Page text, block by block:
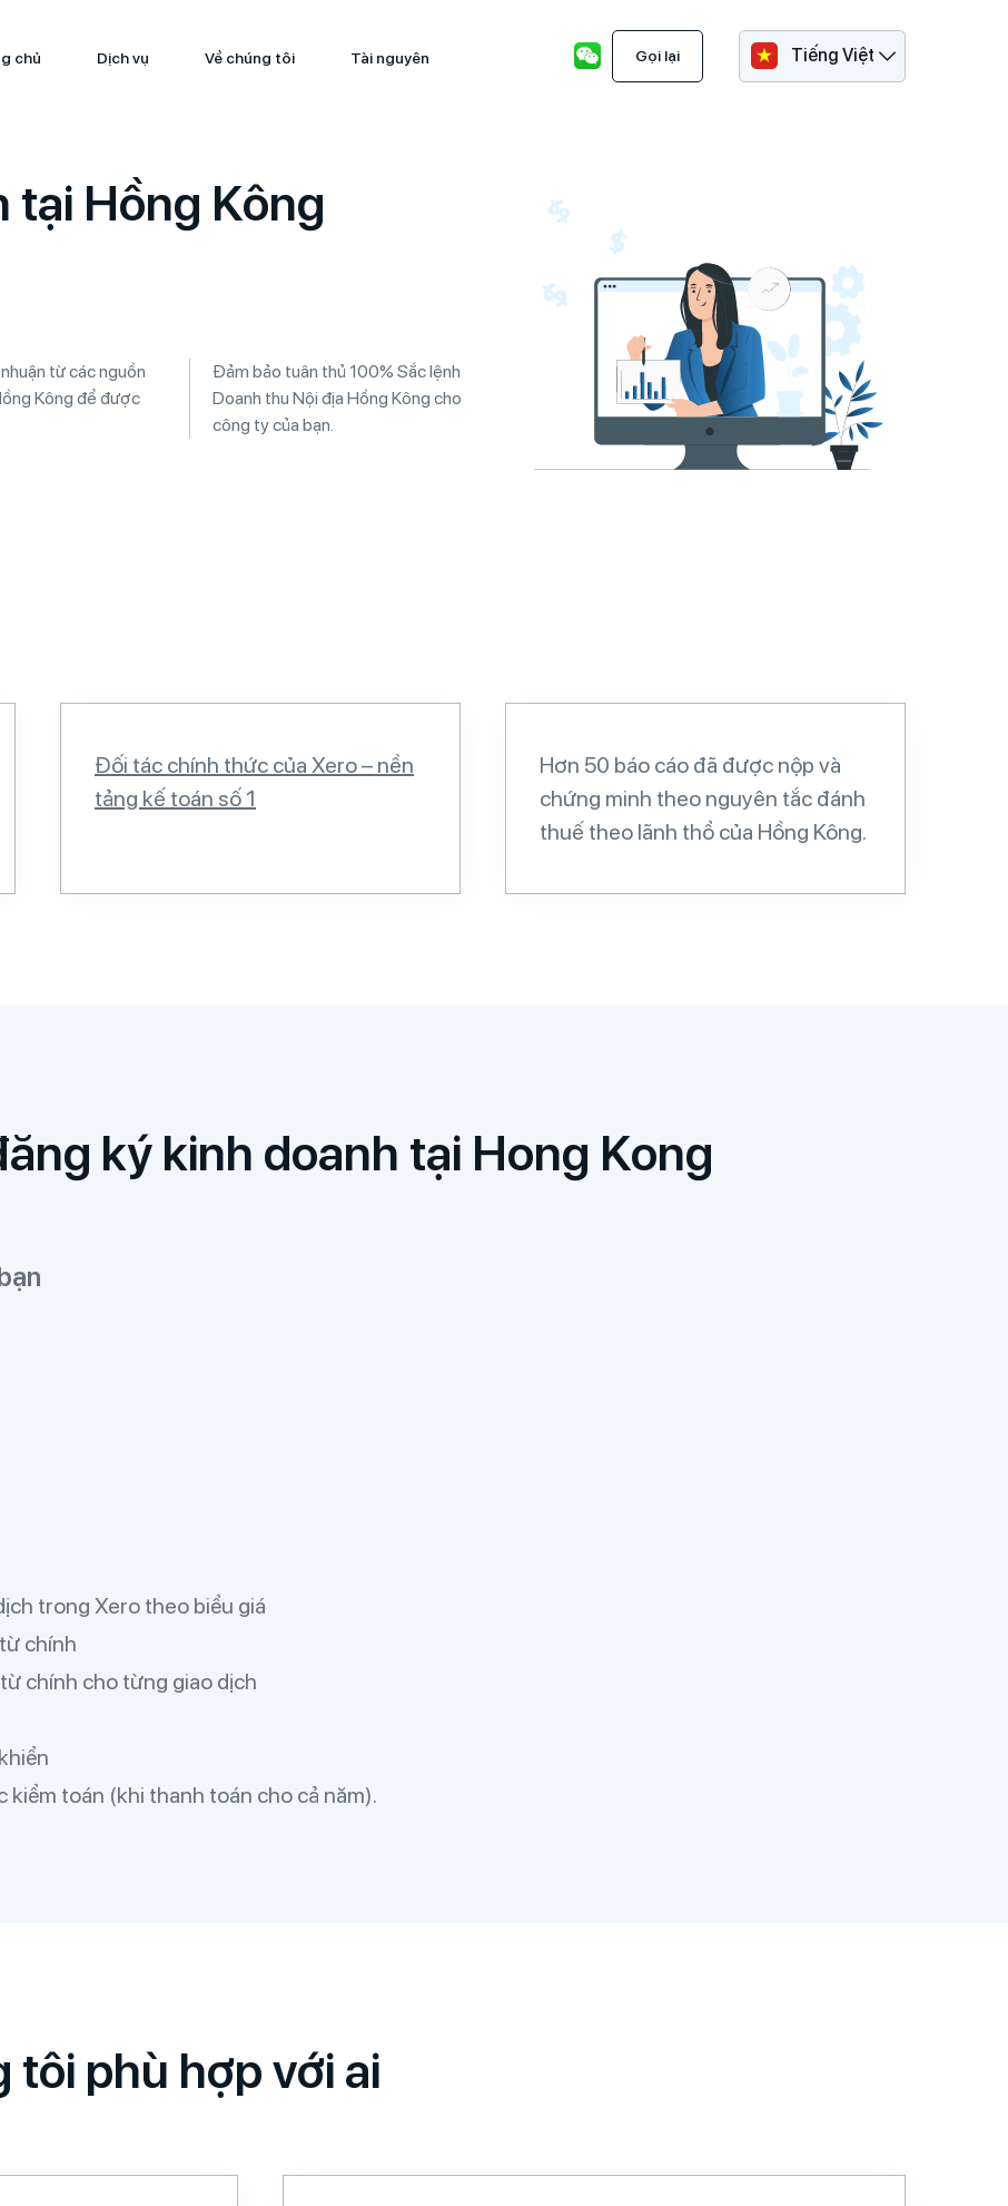
chủ Dịch vụ Về chúng tôi Tài nguyên Gọi lại Tiếng Việt
tại Hồng Kông
từ các nguồn
Kông để được
Đảm bảo tuân thủ 100% Sắc lệnh
Doanh thu Nội địa Hồng Kông cho
công ty của bạn.
Đối tác chính thức của Xero – nền
tảng kế toán số 1
Hơn 50 báo cáo đã được nộp và
chứng minh theo nguyên tắc đánh
thuế theo lãnh thổ của Hồng Kông.
ký kinh doanh tại Hong Kong
trong Xero theo biểu giá
chính
chính cho từng giao dịch
toán (khi thanh toán cho cả năm).
tôi phù hợp với ai